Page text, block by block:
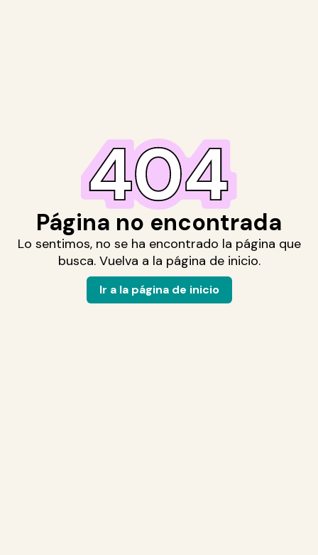
Página no encontrada
Lo sentimos, no se ha encontrado la página que
busca. Vuelva a la página de inicio.
Ir a la página de inicio